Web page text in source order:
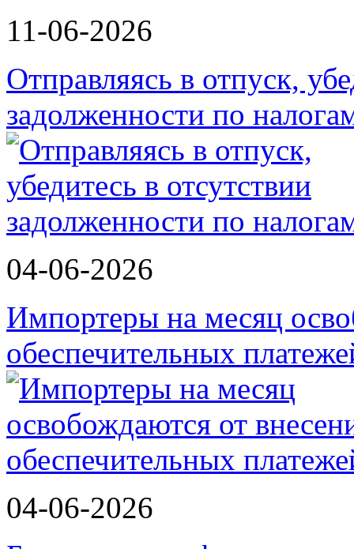
11-06-2026
Отправляясь в отпуск,
задолженности по
04-06-2026
Импортеры на месяц
обеспечительных
04-06-2026